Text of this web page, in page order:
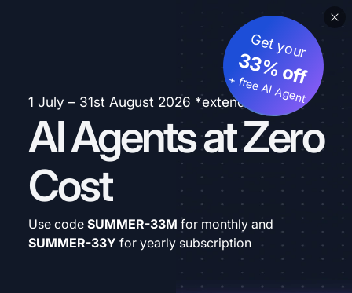
1 July – 31st August 2026 *extended
AI Agents at Zero
Cost
Get your
33% off
+ free AI Agent
Use code SUMMER-33M for monthly and
SUMMER-33Y for yearly subscription